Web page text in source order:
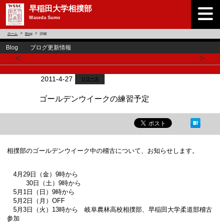
早稲田大学相撲部
Waseda Sumo
ホーム Blog 詳細
Blog ブログ更新情報
< >
2011-4-27 リリース
ゴールデンウイークの練習予定
相撲部のゴールデンウイーク中の稽古について、お知らせします。
4月29日（金）9時から
30日（土）9時から
5月1日（日）9時から
5月2日（月）OFF
5月3日（火）13時から 岐阜農林高校相撲部、早稲田大学柔道部稽古
参加